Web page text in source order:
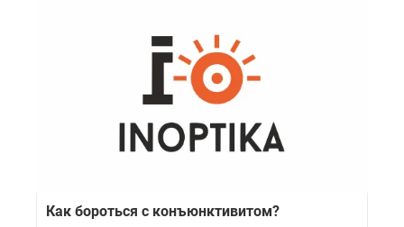
Как бороться с конъюнктивитом?